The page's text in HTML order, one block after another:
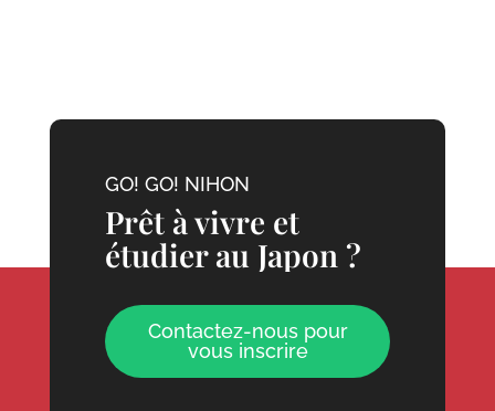
GO! GO! NIHON
Prêt à vivre et
étudier au Japon ?
Contactez-nous pour
vous inscrire